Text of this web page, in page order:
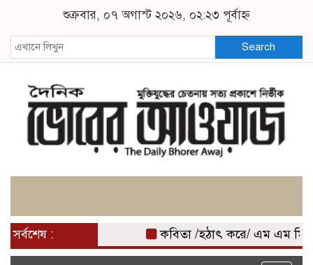
শুক্রবার, ০৭ অগাস্ট ২০২৬, ০২:২৩ পূর্বাহ্ন
Search
সর্বশেষ : কবিতা /হঠাৎ করে/ এম এম